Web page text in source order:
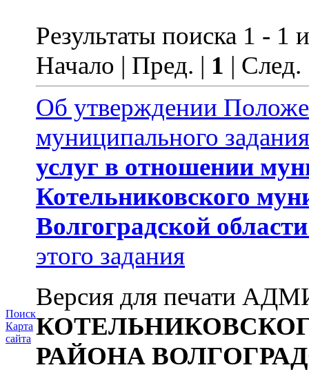
Поиск
Карта
сайта
Результаты поиска 1 - 1
Начало | Пред. | 1 |
Об утверждении
муниципального
услуг в отношении
Котельниковского
Волгоградской области
этого задания
Версия для печати
РАЙОНА